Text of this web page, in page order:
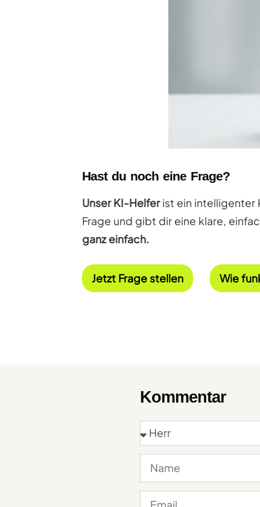
Hast du noch eine Frage?
Unser KI-Helferist ein intelligenter
Frage und gibt dir eine klare,
ganz einfach.
Jetzt Frage stellen Wie
Kommentar